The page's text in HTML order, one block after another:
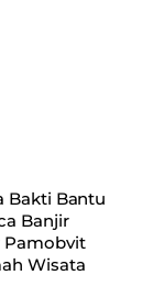
Bakti Bantu
Banjir
Pamobvit
Wisata